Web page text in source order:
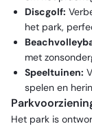
Discgolf:
het park,
met
Speeltuinen:
spelen en
Het park is